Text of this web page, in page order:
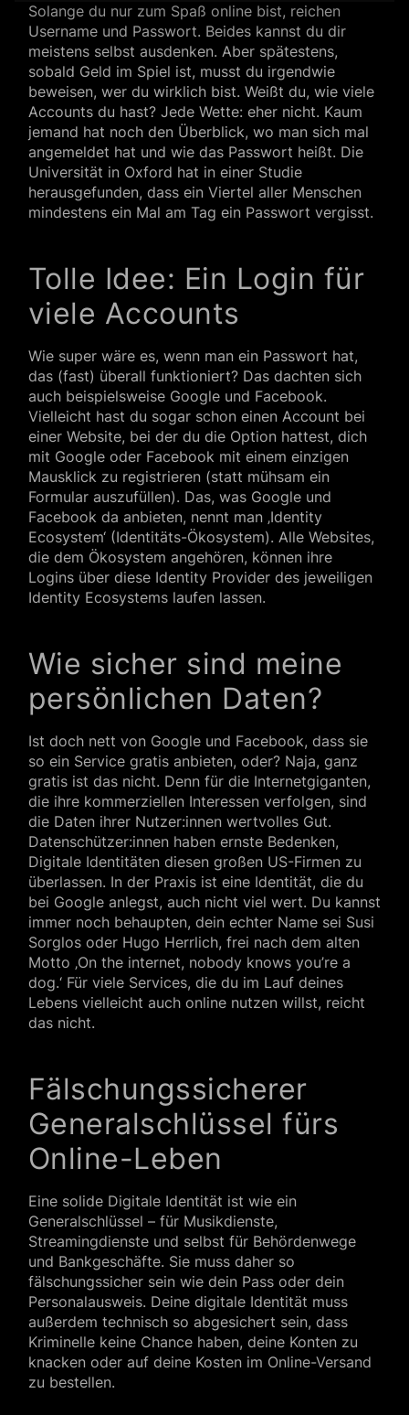
Solange du nur zum Spaß online bist, reichen
Username und Passwort. Beides kannst du dir
meistens selbst ausdenken. Aber spätestens,
sobald Geld im Spiel ist, musst du irgendwie
beweisen, wer du wirklich bist. Weißt du, wie viele
Accounts du hast? Jede Wette: eher nicht. Kaum
jemand hat noch den Überblick, wo man sich mal
angemeldet hat und wie das Passwort heißt. Die
Universität in Oxford hat in einer Studie
herausgefunden, dass ein Viertel aller Menschen
mindestens ein Mal am Tag ein Passwort vergisst.
Tolle Idee: Ein Login für
viele Accounts
Wie super wäre es, wenn man ein Passwort hat,
das (fast) überall funktioniert? Das dachten sich
auch beispielsweise Google und Facebook.
Vielleicht hast du sogar schon einen Account bei
einer Website, bei der du die Option hattest, dich
mit Google oder Facebook mit einem einzigen
Mausklick zu registrieren (statt mühsam ein
Formular auszufüllen). Das, was Google und
Facebook da anbieten, nennt man ‚Identity
Ecosystem‘ (Identitäts-Ökosystem). Alle Websites,
die dem Ökosystem angehören, können ihre
Logins über diese Identity Provider des jeweiligen
Identity Ecosystems laufen lassen.
Wie sicher sind meine
persönlichen Daten?
Ist doch nett von Google und Facebook, dass sie
so ein Service gratis anbieten, oder? Naja, ganz
gratis ist das nicht. Denn für die Internetgiganten,
die ihre kommerziellen Interessen verfolgen, sind
die Daten ihrer Nutzer:innen wertvolles Gut.
Datenschützer:innen haben ernste Bedenken,
Digitale Identitäten diesen großen US-Firmen zu
überlassen. In der Praxis ist eine Identität, die du
bei Google anlegst, auch nicht viel wert. Du kannst
immer noch behaupten, dein echter Name sei Susi
Sorglos oder Hugo Herrlich, frei nach dem alten
Motto ‚On the internet, nobody knows you’re a
dog.‘ Für viele Services, die du im Lauf deines
Lebens vielleicht auch online nutzen willst, reicht
das nicht.
Fälschungssicherer
Generalschlüssel fürs
Online-Leben
Eine solide Digitale Identität ist wie ein
Generalschlüssel – für Musikdienste,
Streamingdienste und selbst für Behördenwege
und Bankgeschäfte. Sie muss daher so
fälschungssicher sein wie dein Pass oder dein
Personalausweis. Deine digitale Identität muss
außerdem technisch so abgesichert sein, dass
Kriminelle keine Chance haben, deine Konten zu
knacken oder auf deine Kosten im Online-Versand
zu bestellen.